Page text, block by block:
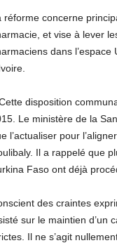
réforme concerne
et vise à lever
dans
disposition
Le ministère de la
l’actualiser pour
Il a rappelé que
Faso ont déjà
des craintes
sur le maintien d’un
Il ne s’agit